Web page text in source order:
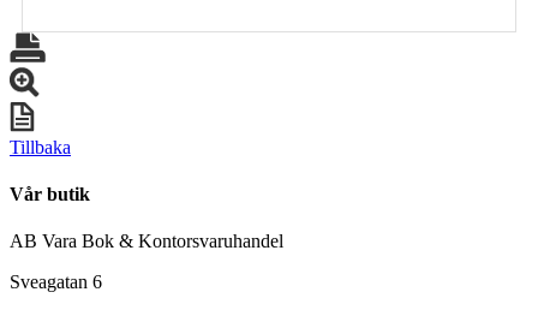
Tillbaka
Vår butik
AB Vara Bok & Kontorsvaruhandel
Sveagatan 6